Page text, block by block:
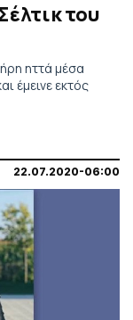
του
ηττά μέσα
έμεινε εκτός
22.07.2020-06:00